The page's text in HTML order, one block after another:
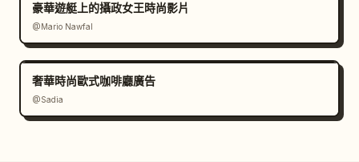
豪華遊艇上的攝政女王時尚影片
@Mario Nawfal
奢華時尚歐式咖啡廳廣告
@Sadia